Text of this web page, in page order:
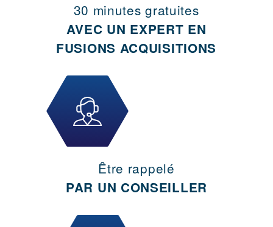
30 minutes gratuites
AVEC UN EXPERT EN
FUSIONS ACQUISITIONS
Être rappelé
PAR UN CONSEILLER